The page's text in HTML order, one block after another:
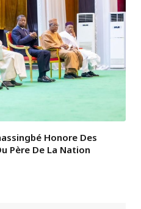
Honore Des
Père De La Nation